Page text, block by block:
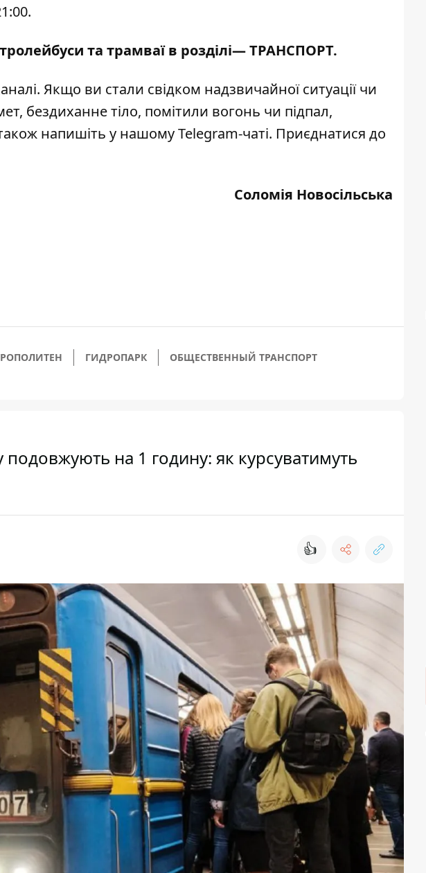
та трамваї в розділі—ТРАНСПОРТ.
. Якщо ви стали свідком надзвичайної ситуації чи
бездиханне тіло, помітили вогонь чи підпал,
напишіть у нашому Telegram-чаті. Приєднатися до
Соломія Новосільська
ГИДРОПАРК ОБЩЕСТВЕННЫЙ ТРАНСПОРТ
подовжують на 1 годину: як курсуватимуть
👍